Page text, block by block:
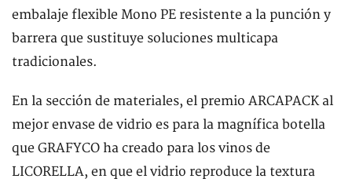
embalaje flexible Mono PE resistente a la punción y
barrera que sustituye soluciones multicapa
tradicionales.
En la sección de materiales, el premio ARCAPACK al
mejor envase de vidrio es para la magnífica botella
que GRAFYCO ha creado para los vinos de
LICORELLA, en que el vidrio reproduce la textura